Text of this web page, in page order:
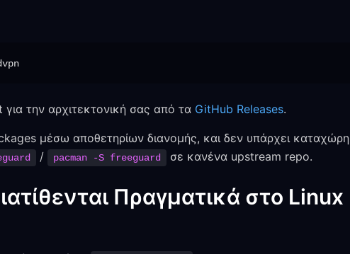
την αρχιτεκτονική σας από τα GitHub Releases.
μέσω αποθετηρίων διανομής, και δεν υπάρχει
/ pacman -S freeguard σε κανένα upstream repo.
Πραγματικά στο Linux